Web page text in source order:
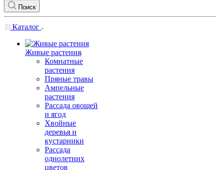
Поиск
Каталог
Живые растения
Комнатные
растения
Пряные травы
Ампельные
растения
Рассада овощей
и ягод
Хвойные
деревья и
кустарники
Рассада
однолетних
цветов